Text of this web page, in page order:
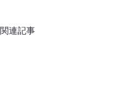
関連記事